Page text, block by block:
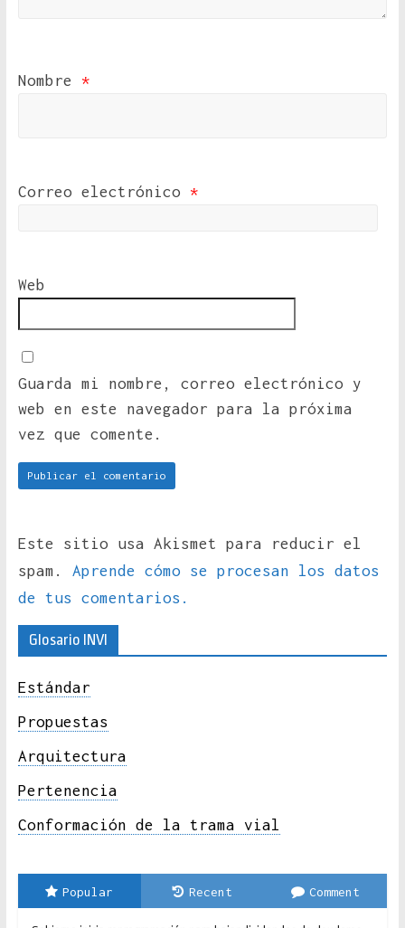
Nombre *
Correo electrónico *
Web
Guarda mi nombre, correo electrónico y
web en este navegador para la próxima
vez que comente.
Este sitio usa Akismet para reducir el
spam. Aprende cómo se procesan los datos
de tus comentarios.
Glosario INVI
Estándar
Propuestas
Arquitectura
Pertenencia
Conformación de la trama vial
Popular Recent Comment